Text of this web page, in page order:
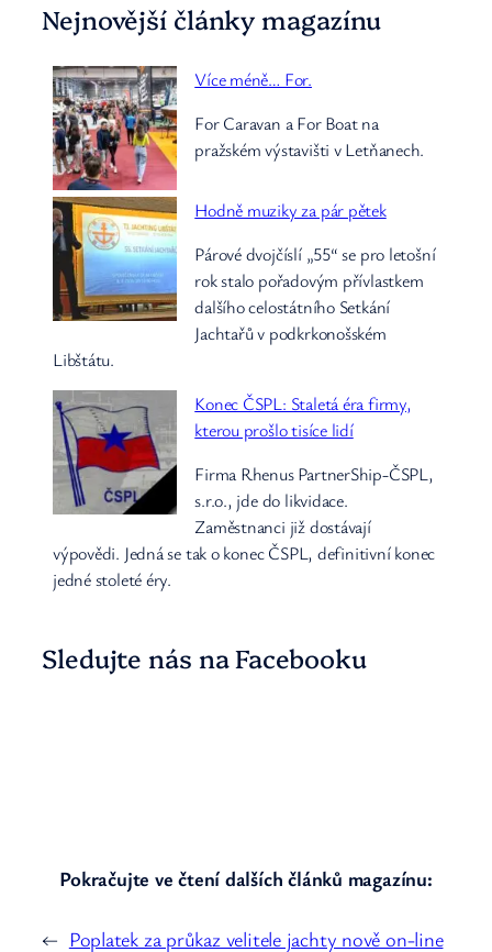
Nejnovější články magazínu
Více méně… For.
For Caravan a For Boat na
pražském výstavišti v Letňanech.
Hodně muziky za pár pětek
Párové dvojčíslí „55“ se pro letošní
rok stalo pořadovým přívlastkem
dalšího celostátního Setkání
Jachtařů v podkrkonošském
Libštátu.
Konec ČSPL: Staletá éra firmy,
kterou prošlo tisíce lidí
Firma Rhenus PartnerShip-ČSPL,
s.r.o., jde do likvidace.
Zaměstnanci již dostávají
výpovědi. Jedná se tak o konec ČSPL, definitivní konec
jedné stoleté éry.
Sledujte nás na Facebooku
Pokračujte ve čtení dalších článků magazínu:
← Poplatek za průkaz velitele jachty nově on-line